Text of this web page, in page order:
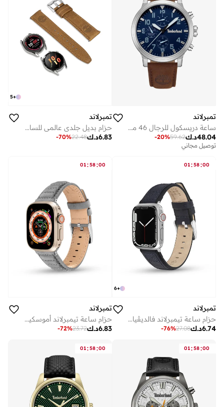
تمبرلاند
ساعة دريسكول للرجال 46 ملم مينا زرقاء وسوار جلد بني
د.ك48.04
59.62
-20%
توصيل مجاني
+
5
تمبرلاند
حزام بديل جلدي عالمي للساعات الذكية والكوارتز بعرض مم
د.ك6.83
22.48
-70%
01:58:00
+
6
تمبرلاند
حزام ساعة تيمبرلاند فالديڤيان للجنسين جلد مم
د.ك6.74
27.08
-76%
01:58:00
تمبرلاند
حزام ساعة تيمبرلاند أموسكيج رمادي جلد للجنسين مم
د.ك6.83
23.72
-72%
01:58:00
01:58:00